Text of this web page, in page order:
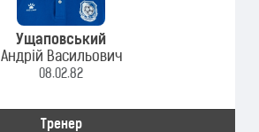
Ущаповський
Андрій Васильович
08.02.82
Тренер